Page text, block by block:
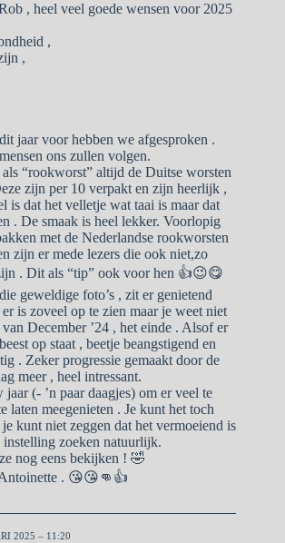
, heel veel goede wensen voor 2025
,
,
jaar voor hebben we afgesproken .
ons zullen volgen.
“rookworst” altijd de Duitse worsten
zijn per 10 verpakt en zijn heerlijk ,
is dat het velletje wat taai is maar dat
. De smaak is heel lekker. Voorlopig
met de Nederlandse rookworsten
zijn er mede lezers die ook niet,zo
. Dit als “tip” ook voor hen 👍😉😋
geweldige foto’s , zit er genietend
is zoveel op te zien maar je weet niet
December ’24 , het einde . Alsof er
op staat , beetje beangstigend en
. Zeker progressie gemaakt door de
meer , heel intressant.
jaar (- ’n paar daagjes) om er veel te
laten meegenieten . Je kunt het toch
kunt niet zeggen dat het vermoeiend is
instelling zoeken natuurlijk.
nog eens bekijken ! 🤣
. 😘😘👊👍
2025 – 11:20